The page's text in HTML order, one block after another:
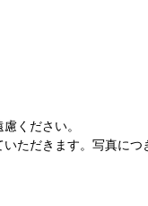
ください。
ただきます。写真に